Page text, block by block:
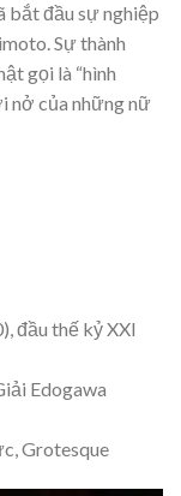
bắt đầu sự nghiệp
Sự thành
gọi là “hình
nở của những nữ
đầu thế kỷ XXI
Edogawa
Grotesque